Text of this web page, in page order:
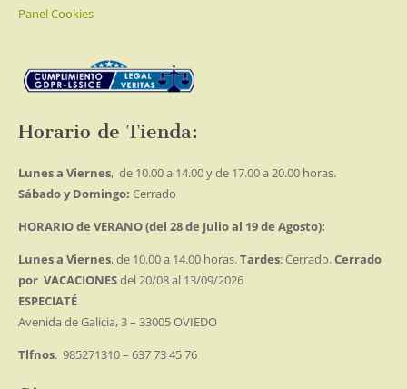
Panel Cookies
Horario de Tienda:
Lunes a Viernes, de 10.00 a 14.00 y de 17.00 a 20.00 horas.
Sábado y Domingo: Cerrado
HORARIO de VERANO (del 28 de Julio al 19 de Agosto):
Lunes a Viernes, de 10.00 a 14.00 horas.Tardes: Cerrado.Cerrado
por VACACIONESdel 20/08 al 13/09/2026
ESPECIATÉ
Avenida de Galicia, 3 – 33005 OVIEDO
Tlfnos. 985271310 – 637 73 45 76